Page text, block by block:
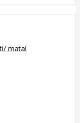
matai